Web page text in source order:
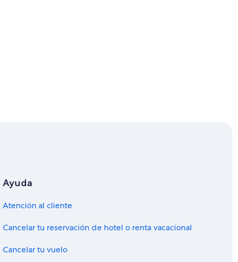
Ayuda
Atención al cliente
Cancelar tu reservación de hotel o renta vacacional
Cancelar tu vuelo